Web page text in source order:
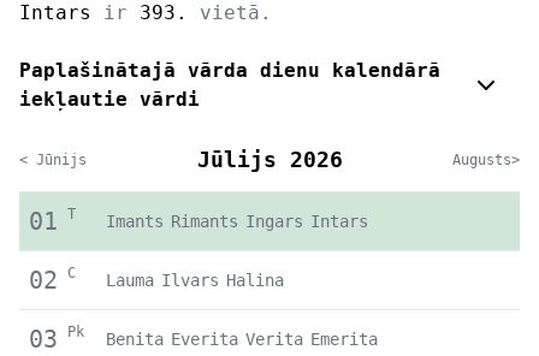
Intars
ir 393. vietā.
Paplašinātajā vārda dienu kalendārā
iekļautie vārdi
< Jūnijs Jūlijs 2026 Augusts>
01 T Imants Rimants Ingars Intars
02 C Lauma Ilvars Halina
03 Pk Benita Everita Verita Emerita